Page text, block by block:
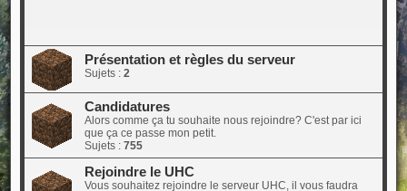
Présentation et règles du serveur
Sujets : 2
Candidatures
Alors comme ça tu souhaite nous rejoindre? C'est par ici
que ça ce passe mon petit.
Sujets : 755
Rejoindre le UHC
Vous souhaitez rejoindre le serveur UHC, il vous faudra